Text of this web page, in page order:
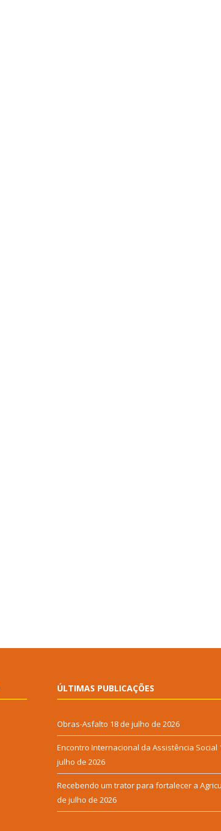
ÚLTIMAS PUBLICAÇÕES
Obras-Asfalto 18 de julho de 2026
Encontro Internacional da Assistência Social
julho de 2026
Recebendo um trator para fortalecer a
de julho de 2026